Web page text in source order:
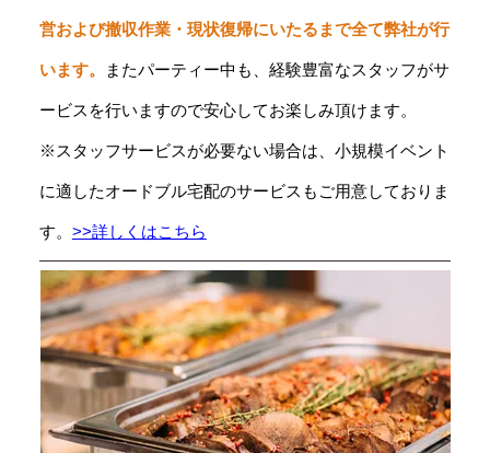
営および撤収作業・現状復帰にいたるまで全て弊社が行
います。 またパーティー中も、経験豊富なスタッフがサ
ービスを行いますので安心してお楽しみ頂けます。
※スタッフサービスが必要ない場合は、小規模イベント
に適したオードブル宅配のサービスもご用意しておりま
す。 >>詳しくはこちら